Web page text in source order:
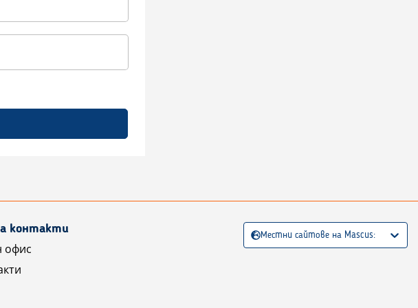
контакти
офис
Местни сайтове на Mascus: